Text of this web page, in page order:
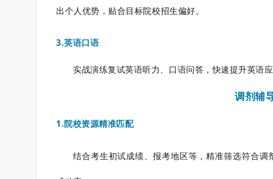
出个人优势，贴合目标院校招生偏好。
3.英语口语
实战演练复试英语听力、口语问答，快速提升英语应
调剂辅
1.院校资源精准匹配
结合考生初试成绩、报考地区等，精准筛选符合